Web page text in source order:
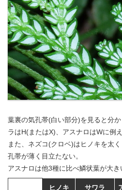
葉裏の気孔帯(白い部分)を見ると分
ラはH(またはX)、アスナロはWに例
また、ネズコ(クロベ)はヒノキを太
孔帯が薄く目立たない。
アスナロは他3種に比べ鱗状葉が大き
ヒノキ サワラ